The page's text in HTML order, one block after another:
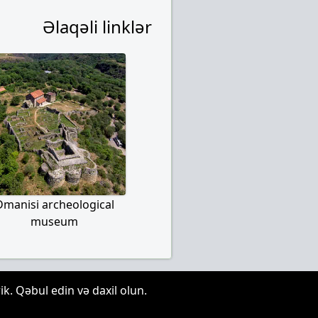
Əlaqəli linklər
archeological
museum
Qəbul edin və daxil olun.